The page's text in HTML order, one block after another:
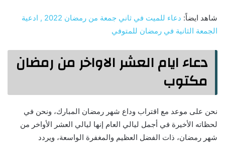
شاهد ايضاً:
دعاء للميت في ثاني جمعة من رمضان 2022 , ادعية
الجمعة الثانية في رمضان للمتوفي
دعاء ايام العشر الاواخر من رمضان
مكتوب
نحن على موعد مع اقتراب وداع شهر رمضان المبارك، ونحن في
لحظاته الأخيرة في أجمل ليالي العام إنها ليالي العشر الأواخر من
شهر رمضان، ذات الفضل العظيم والمغفرة الواسعة، ويردد